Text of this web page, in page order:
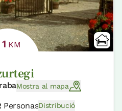
1 KM
Mostra al mapa
PersonasDistribució